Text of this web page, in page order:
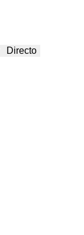
Directo